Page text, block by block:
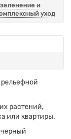
и
уход
рельефной
растений,
или квартиры.